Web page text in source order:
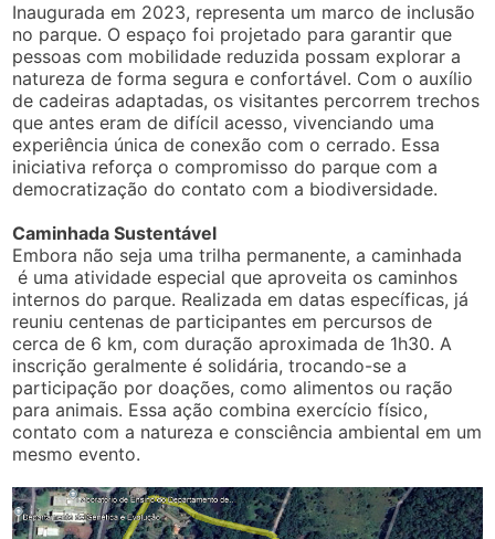
Inaugurada em 2023, representa um marco de inclusão
no parque. O espaço foi projetado para garantir que
pessoas com mobilidade reduzida possam explorar a
natureza de forma segura e confortável. Com o auxílio
de cadeiras adaptadas, os visitantes percorrem trechos
que antes eram de difícil acesso, vivenciando uma
experiência única de conexão com o cerrado. Essa
iniciativa reforça o compromisso do parque com a
democratização do contato com a biodiversidade.
Caminhada Sustentável
Embora não seja uma trilha permanente, a caminhada
é uma atividade especial que aproveita os caminhos
internos do parque. Realizada em datas específicas, já
reuniu centenas de participantes em percursos de
cerca de 6 km, com duração aproximada de 1h30. A
inscrição geralmente é solidária, trocando-se a
participação por doações, como alimentos ou ração
para animais. Essa ação combina exercício físico,
contato com a natureza e consciência ambiental em um
mesmo evento.